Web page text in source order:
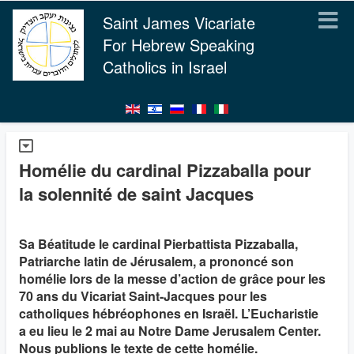
Saint James Vicariate
For Hebrew Speaking
Catholics in Israel
Homélie du cardinal Pizzaballa pour
la solennité de saint Jacques
Sa Béatitude le cardinal Pierbattista Pizzaballa,
Patriarche latin de Jérusalem, a prononcé son
homélie lors de la messe d’action de grâce pour les
70 ans du Vicariat Saint-Jacques pour les
catholiques hébréophones en Israël. L’Eucharistie
a eu lieu le 2 mai au Notre Dame Jerusalem Center.
Nous publions le texte de cette homélie.